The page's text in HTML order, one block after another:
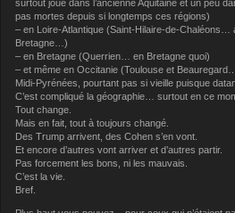
surtout joué dans l’ancienne Aquitaine et un peu
pas mortes depuis si longtemps ces régions)
– en Loire-Atlantique (Saint-Hilaire-de-Chaléons…
Bretagne…)
– en Bretagne (Querrien… en Bretagne quoi)
– et même en Occitanie (Toulouse et
Midi-Pyrénées, pourtant pas si vieille puisque
C’est compliqué la géographie… surtout en ce
Tout change.
Mais en fait, tout à toujours changé.
Des Trump arrivent, des Cohen s’en vont.
Et encore d’autres vont arriver et d’autres partir.
Pas forcement les bons, ni les mauvais.
C’est la vie.
Bref.